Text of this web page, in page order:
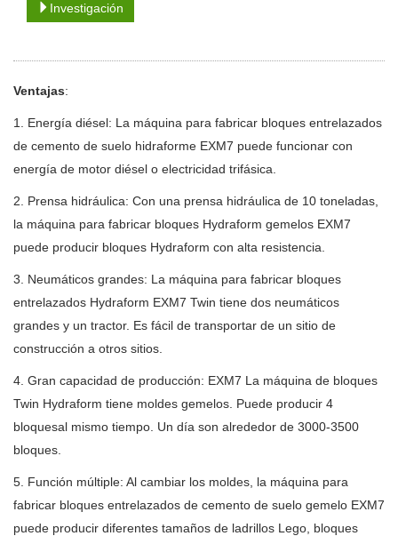
Investigación
Ventajas:
1. Energía diésel: La máquina para fabricar bloques entrelazados
de cemento de suelo hidraforme EXM7 puede funcionar con
energía de motor diésel o electricidad trifásica.
2. Prensa hidráulica: Con una prensa hidráulica de 10 toneladas,
la máquina para fabricar bloques Hydraform gemelos EXM7
puede producir bloques Hydraform con alta resistencia.
3. Neumáticos grandes: La máquina para fabricar bloques
entrelazados Hydraform EXM7 Twin tiene dos neumáticos
grandes y un tractor. Es fácil de transportar de un sitio de
construcción a otros sitios.
4. Gran capacidad de producción: EXM7 La máquina de bloques
Twin Hydraform tiene moldes gemelos. Puede producir 4
bloquesal mismo tiempo. Un día son alrededor de 3000-3500
bloques.
5. Función múltiple: Al cambiar los moldes, la máquina para
fabricar bloques entrelazados de cemento de suelo gemelo EXM7
puede producir diferentes tamaños de ladrillos Lego, bloques